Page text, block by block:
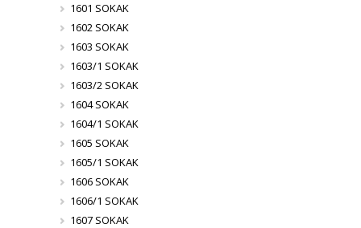
1601 SOKAK
1602 SOKAK
1603 SOKAK
1603/1 SOKAK
1603/2 SOKAK
1604 SOKAK
1604/1 SOKAK
1605 SOKAK
1605/1 SOKAK
1606 SOKAK
1606/1 SOKAK
1607 SOKAK